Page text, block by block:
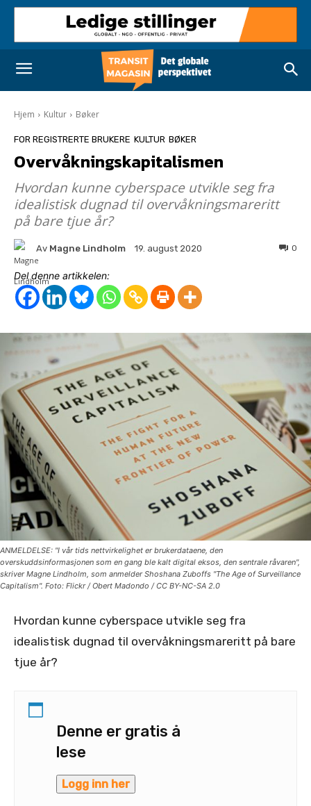
Hjem Kultur Bøker
FOR REGISTRERTE BRUKERE KULTUR BØKER
Overvåkningskapitalismen
Hvordan kunne cyberspace utvikle seg fra
idealistisk dugnad til overvåkningsmareritt
på bare tjue år?
Av Magne Lindholm 19. august 2020 0
Del denne artikkelen:
ANMELDELSE: "I vår tids nettvirkelighet er brukerdataene, den
overskuddsinformasjonen som en gang ble kalt digital eksos, den sentrale råvaren",
skriver Magne Lindholm, som anmelder Shoshana Zuboffs "The Age of Surveillance
Capitalism". Foto: Flickr / Obert Madondo / CC BY-NC-SA 2.0
Hvordan kunne cyberspace utvikle seg fra
idealistisk dugnad til overvåkningsmareritt på bare
tjue år?
Denne er gratis å
lese
Logg inn her